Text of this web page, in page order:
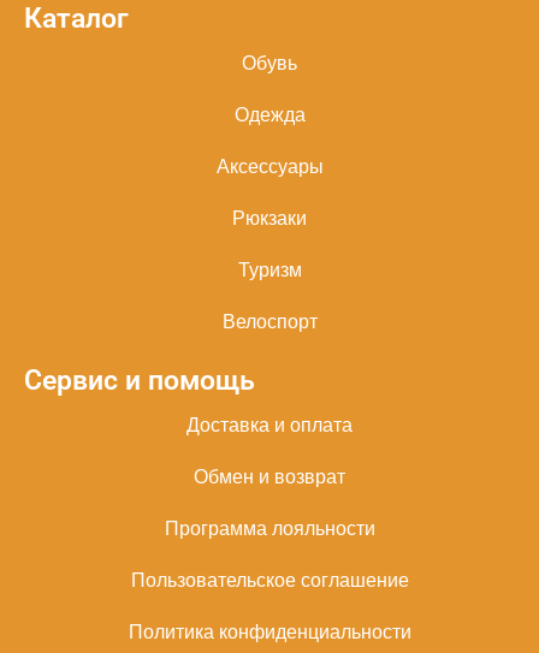
Каталог
Обувь
Одежда
Аксессуары
Рюкзаки
Туризм
Велоспорт
Сервис и помощь
Доставка и оплата
Обмен и возврат
Программа лояльности
Пользовательское соглашение
Политика конфиденциальности